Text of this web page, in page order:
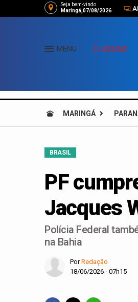
Seja bem-vindo
Maringá,07/08/2026
MENU ASSINE
MARINGÁ
BRASIL
PF
Jacques
Polícia Federal
na Bahia
PorRedação
18/06/2026 - 07h15